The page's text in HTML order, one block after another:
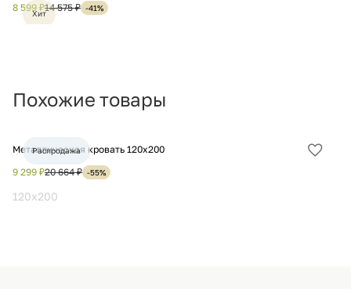
8 599 ₽14 575 ₽ -41%
Хит
Похожие товары
Металлическая кровать 120х200
9 299 ₽20 664 ₽ -55%
Распродажа
120x200